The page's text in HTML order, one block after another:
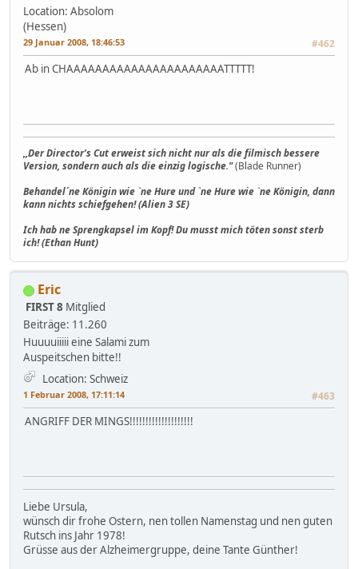
Location: Absolom
(Hessen)
29 Januar 2008, 18:46:53 #462
Ab in CHAAAAAAAAAAAAAAAAAAAAAATTTTT!
,,Der Director's Cut erweist sich nicht nur als die filmisch bessere
Version, sondern auch als die einzig logische."(Blade Runner)
Behandel´ne Königin wie `ne Hure und `ne Hure wie `ne Königin, dann
kann nichts schiefgehen! (Alien 3 SE)
Ich hab ne Sprengkapsel im Kopf! Du musst mich töten sonst sterb
ich! (Ethan Hunt)
Eric
FIRST 8 Mitglied
Beiträge: 11.260
Huuuuiiiii eine Salami zum
Auspeitschen bitte!!
Location: Schweiz
1 Februar 2008, 17:11:14 #463
ANGRIFF DER MINGS!!!!!!!!!!!!!!!!!!!!
Liebe Ursula,
wünsch dir frohe Ostern, nen tollen Namenstag und nen guten
Rutsch ins Jahr 1978!
Grüsse aus der Alzheimergruppe, deine Tante Günther!